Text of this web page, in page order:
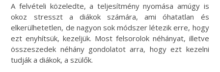
A felvételi közeledte, a teljesítmény nyomása amúgy is
okoz stresszt a diákok számára, ami óhatatlan és
elkerülhetetlen, de nagyon sok módszer létezik erre, hogy
ezt enyhítsük, kezeljük. Most felsorolok néhányat, illetve
összeszedek néhány gondolatot arra, hogy ezt kezelni
tudják a diákok, a szülők.